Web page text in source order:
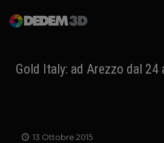
Prodotti
Gold Italy: ad Arezzo dal 24
13 Ottobre 2015